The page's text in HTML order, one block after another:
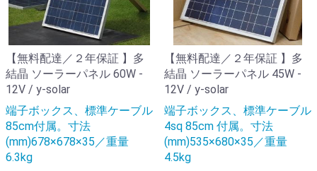
【無料配達／２年保証 】多
結晶 ソーラーパネル 60W -
12V / y-solar
端子ボックス、標準ケーブル
85cm付属。寸法
(mm)678×678×35／重量
6.3kg
【無料配達／２年保証 】多
結晶 ソーラーパネル 45W -
12V / y-solar
端子ボックス、標準ケーブル
4sq 85cm 付属。寸法
(mm)535×680×35／重量
4.5kg